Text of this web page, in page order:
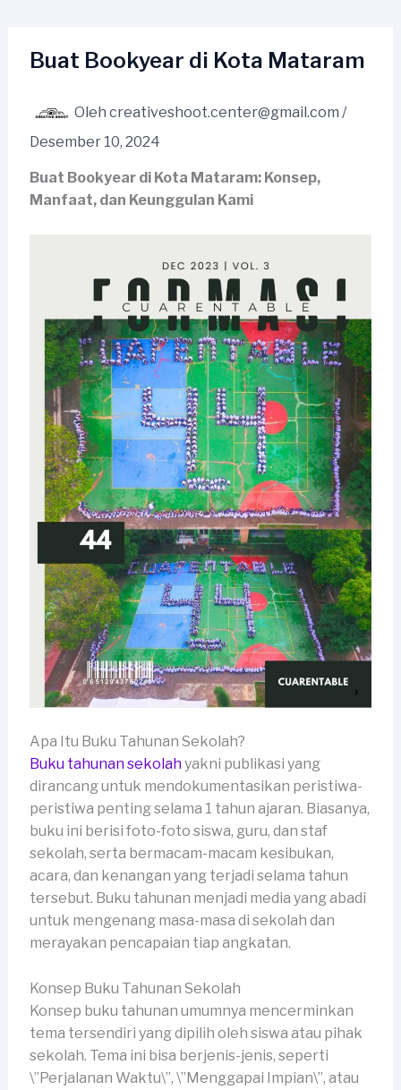
kontenBuat Bookyear di Kota Mataram
Oleh creativeshoot.center@gmail.com /
Desember 10, 2024
Buat Bookyear di Kota Mataram: Konsep,
Manfaat, dan Keunggulan Kami
Apa Itu Buku Tahunan Sekolah?
Buku tahunan sekolahyakni publikasi yang
dirancang untuk mendokumentasikan peristiwa-
peristiwa penting selama 1 tahun ajaran. Biasanya,
buku ini berisi foto-foto siswa, guru, dan staf
sekolah, serta bermacam-macam kesibukan,
acara, dan kenangan yang terjadi selama tahun
tersebut. Buku tahunan menjadi media yang abadi
untuk mengenang masa-masa di sekolah dan
merayakan pencapaian tiap angkatan.
Konsep Buku Tahunan Sekolah
Konsep buku tahunan umumnya mencerminkan
tema tersendiri yang dipilih oleh siswa atau pihak
sekolah. Tema ini bisa berjenis-jenis, seperti
\”Perjalanan Waktu\”, \”Menggapai Impian\”, atau